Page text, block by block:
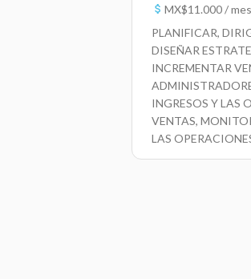
MX$11.000 / mes
PLANIFICAR,
DISEÑAR
INCREMENTAR
INGRESOS Y LAS
VENTAS,
LAS
PROPUESTAS